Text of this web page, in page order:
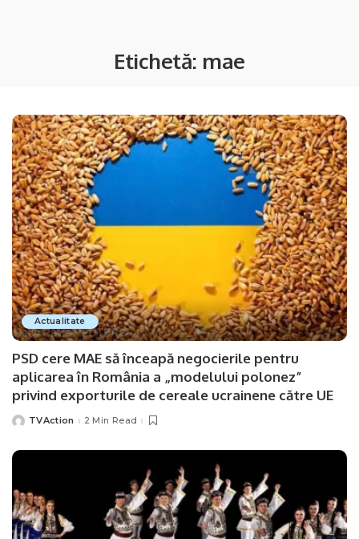
Etichetă: mae
Actualitate
PSD cere MAE să înceapă negocierile pentru
aplicarea în România a „modelului polonez”
privind exporturile de cereale ucrainene către UE
PostedTVAction 2 Min Read